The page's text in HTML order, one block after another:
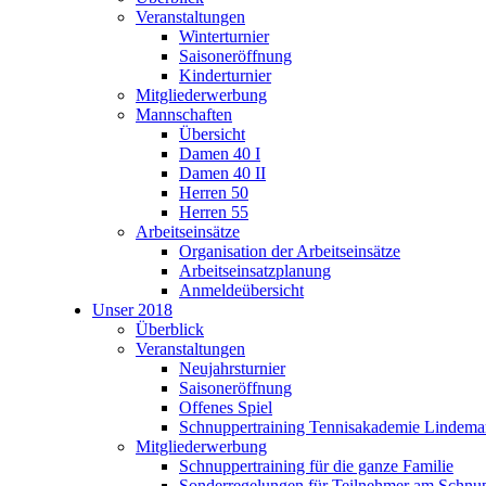
Veranstaltungen
Winterturnier
Saisoneröffnung
Kinderturnier
Mitgliederwerbung
Mannschaften
Übersicht
Damen 40 I
Damen 40 II
Herren 50
Herren 55
Arbeitseinsätze
Organisation der Arbeitseinsätze
Arbeitseinsatzplanung
Anmeldeübersicht
Unser 2018
Überblick
Veranstaltungen
Neujahrsturnier
Saisoneröffnung
Offenes Spiel
Schnuppertraining Tennisakademie
Mitgliederwerbung
Schnuppertraining für die ganze Familie